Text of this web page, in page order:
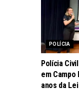
POLÍCIA
Polícia
em Campo
anos da